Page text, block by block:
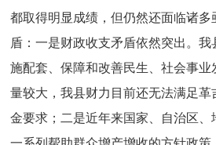
都取得明显成绩，但仍然还面临诸多
盾：一是财政收支矛盾依然突出。
施配套、保障和改善民生、社会事业
量较大，我县财力目前还无法满足革
金要求；二是近年来国家、自治区、